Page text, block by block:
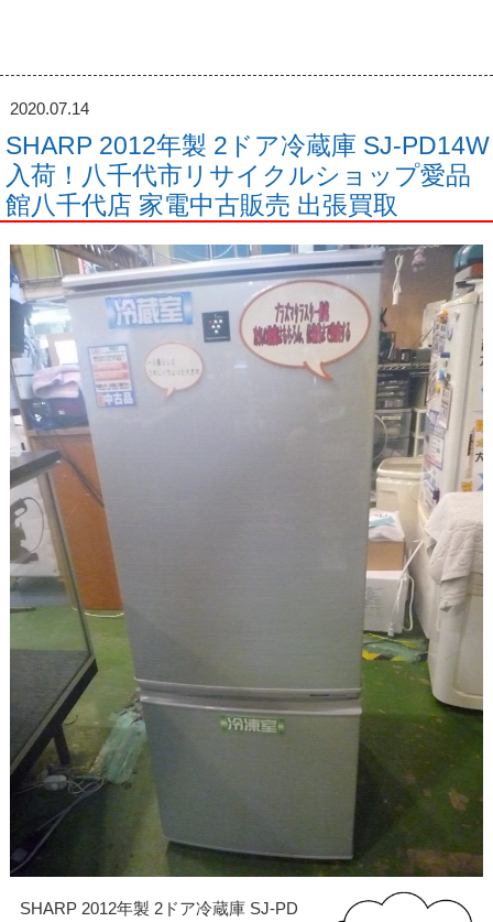
2020.07.14
SHARP 2012年製 2ドア冷蔵庫 SJ-PD14W
入荷！八千代市リサイクルショップ愛品
館八千代店 家電中古販売 出張買取
SHARP 2012年製 2ドア冷蔵庫 SJ-PD